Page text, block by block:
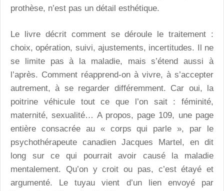
prothèse, n’est pas un détail esthétique.
Le livre décrit comment se déroule le traitement :
choix, opération, suivi, ajustements, incertitudes. Il ne
se limite pas à la maladie, mais s’étend aussi à
l’après. Comment réapprend-on à vivre, à s’accepter
autrement, à se regarder différemment. Car oui, la
poitrine véhicule tout ce que l’on sait : féminité,
maternité, sexualité… A propos, page 109, une page
entière consacrée au « corps qui parle », par le
psychothérapeute canadien Jacques Martel, en dit
long sur ce qui pourrait avoir causé la maladie
mentalement. Qu’on y croit ou pas, c’est étayé et
argumenté. Le tuyau vient d’un lien envoyé par